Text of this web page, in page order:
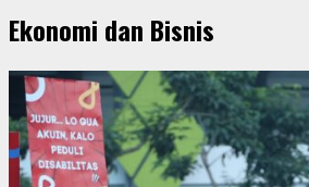
Ekonomi dan Bisnis